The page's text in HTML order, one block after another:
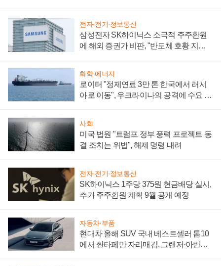
전자·전기·정보통신
삼성전자 SK하이닉스 소극적 주주환원
에 해외 증권가 비판, "반도체 호황 지속
화학·에너지
로이터 "정제연료 3만 톤 한국에서 러시
아로 이동", 우크라이나의 공격에 수요 늘
사회
미국 법원 "트럼프 정부 풍력 프로젝트 동
결 조치는 위법", 해제 명령 내려
전자·전기·정보통신
SK하이닉스 1주당 375원 현금배당 실시,
추가 주주환원 계획 9월 공개 예정
자동차·부품
현대차 올해 SUV 국내 베스트셀러 톱10
에서 싼타페만 자리매김, 그랜저·아반떼